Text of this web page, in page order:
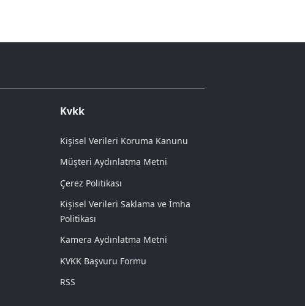
Kvkk
Kişisel Verileri Koruma Kanunu
Müşteri Aydınlatma Metni
Çerez Politikası
Kişisel Verileri Saklama ve İmha
Politikası
Kamera Aydınlatma Metni
KVKK Başvuru Formu
RSS